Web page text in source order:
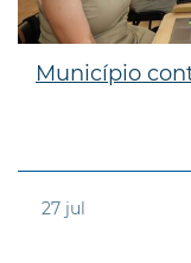
Município
27 jul